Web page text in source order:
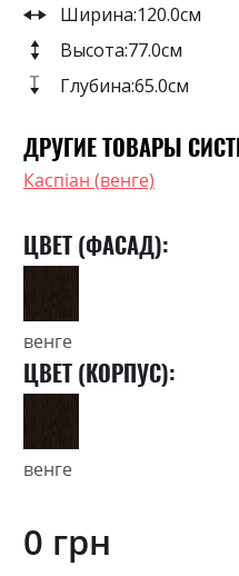
Ширина:120.0см
Высота:77.0см
Глубина:65.0см
ДРУГИЕ ТОВАРЫ
Каспіан (венге)
ЦВЕТ (ФАСАД):
венге
ЦВЕТ (КОРПУС):
венге
0 грн